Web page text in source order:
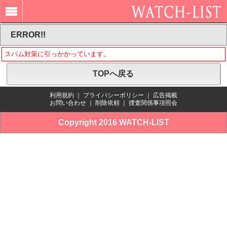
ERROR!!
スパム対策に引っかかっています。
TOPへ戻る
利用規約 プライバシーポリシー
広告掲載
お問い合わせ
削除依頼 捜査関係事項照会
Copyright 2016 WATCH-LIST